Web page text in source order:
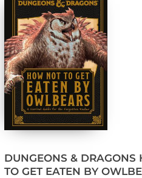
DUNGEONS & DRAGONS
TO GET EATEN BY